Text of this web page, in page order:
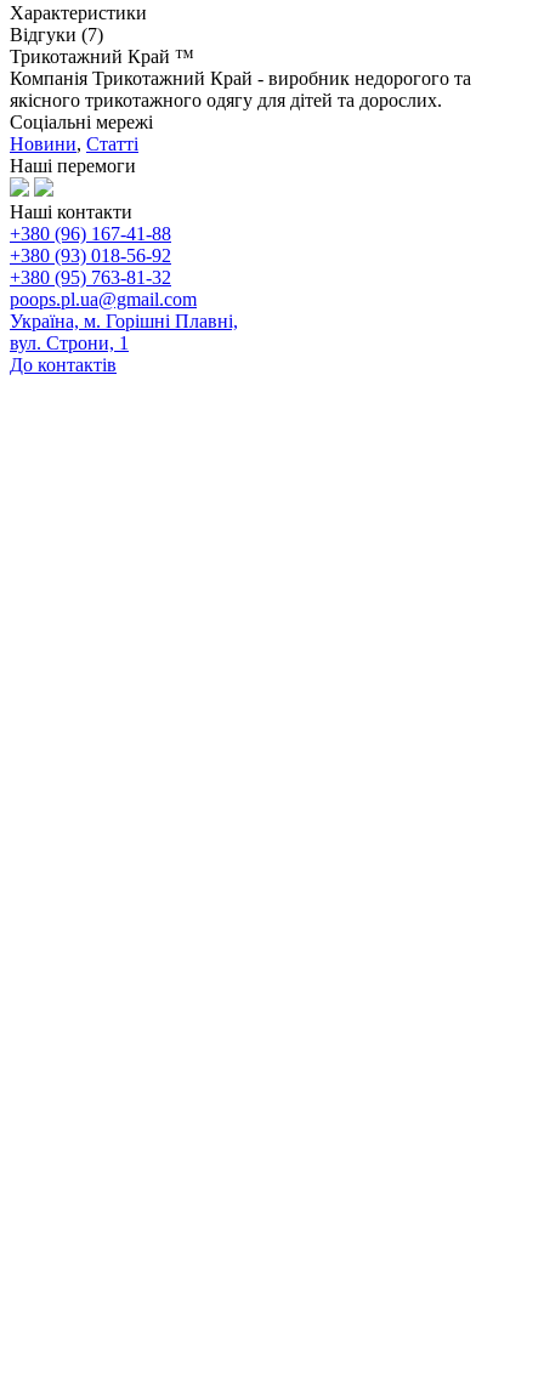
Характеристики
Відгуки (7)
Трикотажний Край ™
Компанія Трикотажний Край - виробник недорогого та
якісного трикотажного одягу для дітей та дорослих.
Соціальні мережі
Новини, Статті
Наші перемоги
Наші контакти
+380 (96) 167-41-88
+380 (93) 018-56-92
+380 (95) 763-81-32
poops.pl.ua@gmail.com
Україна, м. Горішні Плавні,
вул. Строни, 1
До контактів